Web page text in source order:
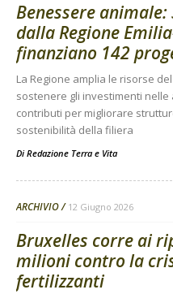
Benessere
dalla Regione
finanziano 142
La Regione amplia le risorse
sostenere gli investimenti
contributi per migliorare
sostenibilità della filiera
Di Redazione Terra e Vita
ARCHIVIO 12 Giugno 2026
Bruxelles corre ai
milioni contro la
fertilizzanti